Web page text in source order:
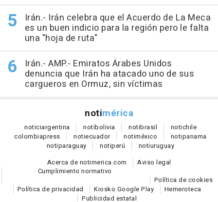
Irán.- Irán celebra que el Acuerdo de La Meca
es un buen indicio para la región pero le falta
una "hoja de ruta"
Irán.- AMP.- Emiratos Árabes Unidos
denuncia que Irán ha atacado uno de sus
cargueros en Ormuz, sin víctimas
notimérica
noticiargentina notibolivia notibrasil notichile
colombiapress notiecuador notiméxico notipanama
notiparaguay notiperú notiuruguay
Acerca de notimerica.com
Aviso legal
Cumplimiento normativo
Política de cookies
Política de privacidad
Kiosko Google Play
Hemeroteca
Publicidad estatal